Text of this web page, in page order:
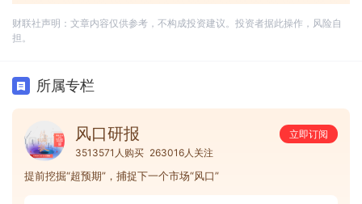
财联社声明：文章内容仅供参考，不构成投资建议。投资者据此操作，风险自
担。
所属专栏
风口研报
立即订阅
3513571人购买 263016人关注
提前挖掘“超预期”，捕捉下一个市场“风口”